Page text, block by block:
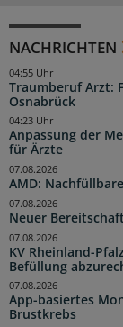
NACHRICHTEN
Traumberuf Arzt:
Osnabrück
04:55 Uhr
Anpassung der
für Ärzte
04:23 Uhr
AMD:
07.08.2026
Neuer
07.08.2026
KV Rheinland-
Befüllung
07.08.2026
App-basiertes
Brustkrebs
07.08.2026